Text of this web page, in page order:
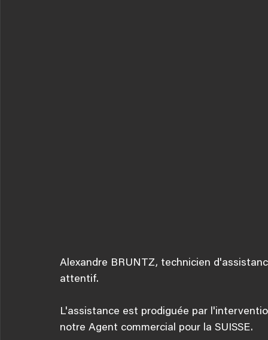
Alexandre BRUNTZ, technicien
attentif.
L'assistance est prodiguée par
notre Agent commercial pour la SUISSE.